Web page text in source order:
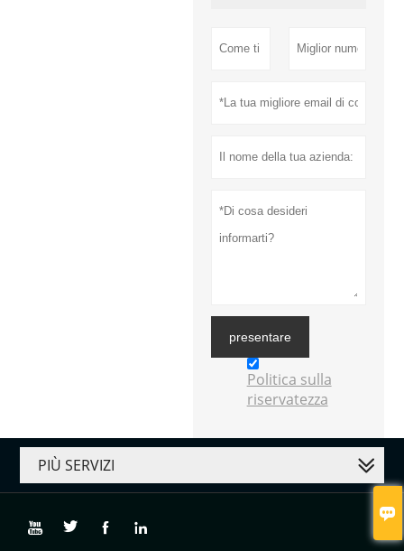

presentare
Politica sulla
riservatezza
PIÙ SERVIZI
   